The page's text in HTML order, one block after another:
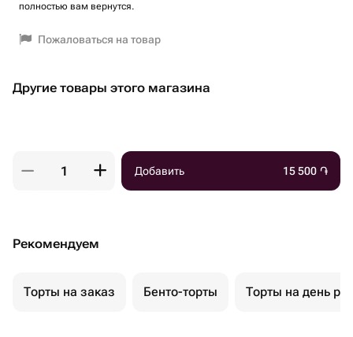
полностью вам вернутся.
Пожаловаться на товар
Другие товары этого магазина
Добавить 15 500 ֏
Рекомендуем
Торты на заказ Бенто-торты Торты на день